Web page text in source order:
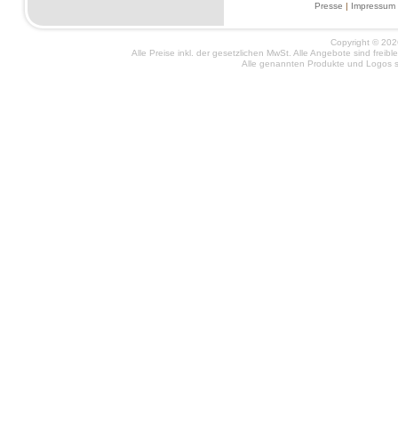
Presse | Impressum
Copyright ©
Alle Preise inkl. der gesetzlichen MwSt. Alle Angebote sind
Alle genannten Produkte und Logos